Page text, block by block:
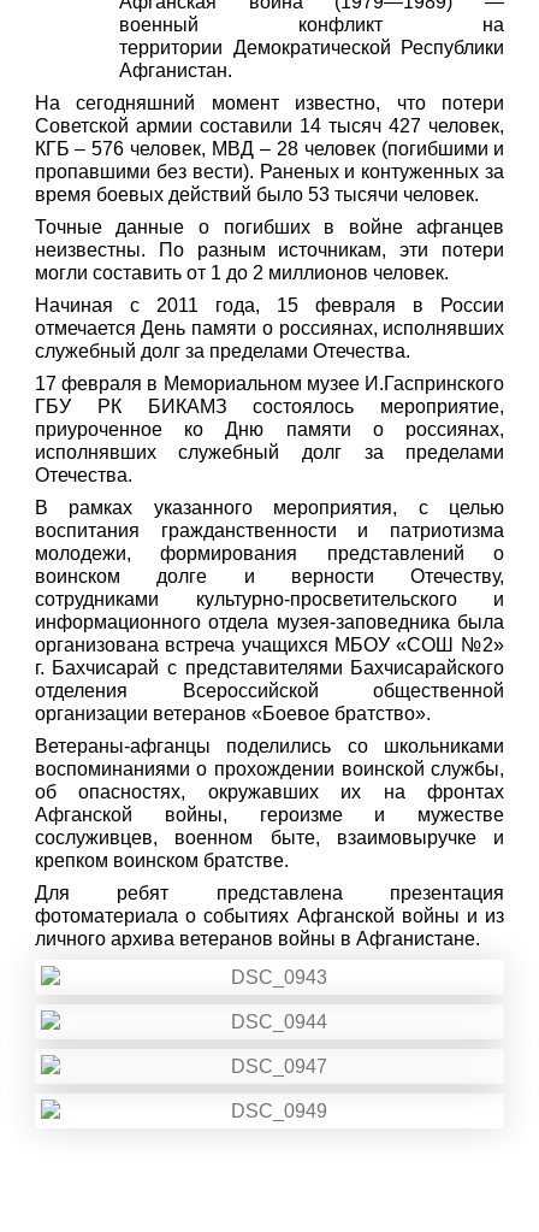
военный конфликт на
территории Демократической Республики
Афганистан.
На сегодняшний момент известно, что потери
Советской армии составили 14 тысяч 427 человек,
КГБ – 576 человек, МВД – 28 человек (погибшими и
пропавшими без вести). Раненых и контуженных за
время боевых действий было 53 тысячи человек.
Точные данные о погибших в войне афганцев
неизвестны. По разным источникам, эти потери
могли составить от 1 до 2 миллионов человек.
Начиная с 2011 года, 15 февраля в России
отмечается День памяти о россиянах, исполнявших
служебный долг за пределами Отечества.
17 февраля в Мемориальном музее И.Гаспринского
ГБУ РК БИКАМЗ состоялось мероприятие,
приуроченное ко Дню памяти о россиянах,
исполнявших служебный долг за пределами
Отечества.
В рамках указанного мероприятия, с целью
воспитания гражданственности и патриотизма
молодежи, формирования представлений о
воинском долге и верности Отечеству,
сотрудниками культурно-просветительского и
информационного отдела музея-заповедника была
организована встреча учащихся МБОУ «СОШ №2»
г. Бахчисарай с представителями Бахчисарайского
отделения Всероссийской общественной
организации ветеранов «Боевое братство».
Ветераны-афганцы поделились со школьниками
воспоминаниями о прохождении воинской службы,
об опасностях, окружавших их на фронтах
Афганской войны, героизме и мужестве
сослуживцев, военном быте, взаимовыручке и
крепком воинском братстве.
Для ребят представлена презентация
фотоматериала о событиях Афганской войны и из
личного архива ветеранов войны в Афганистане.